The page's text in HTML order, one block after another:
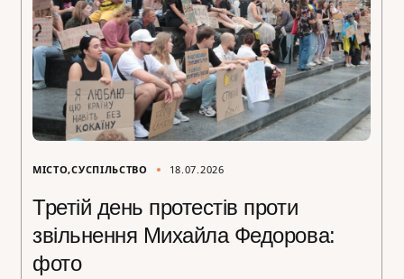
МІСТО СУСПІЛЬСТВО 18.07.2026
Третій день протестів проти
звільнення Михайла Федорова:
фото